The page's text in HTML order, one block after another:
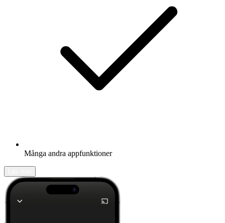
Många andra appfunktioner